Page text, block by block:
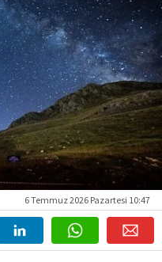
6 Temmuz 2026 Pazartesi 10:47